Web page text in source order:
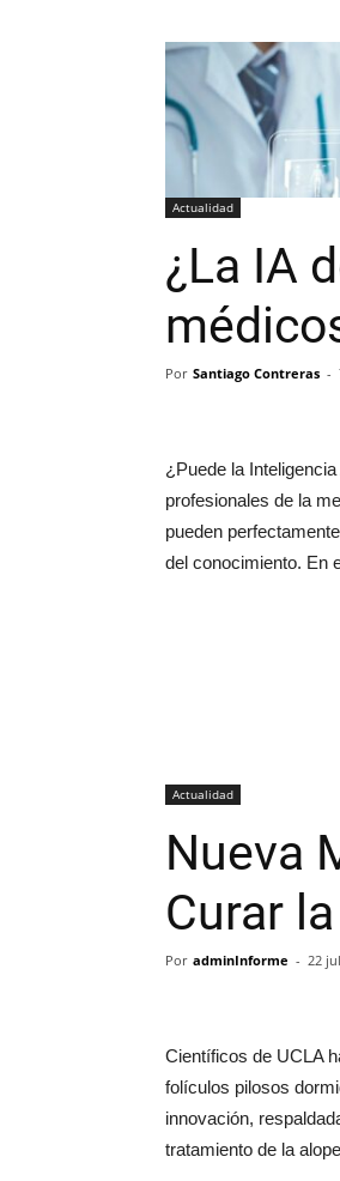
Actualidad
¿La IA
Por Santiago Contreras -
¿Puede la
profesionales de la
pueden
del conocimiento. En
Actualidad
Nueva
Curar
Por adminInforme - 22
Científicos de UCLA
folículos pilosos
innovación,
tratamiento de la